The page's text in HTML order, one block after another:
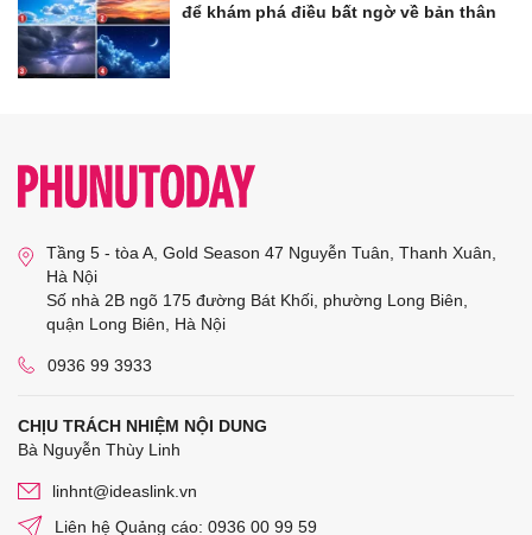
để khám phá điều bất ngờ về bản thân
Tầng 5 - tòa A, Gold Season 47 Nguyễn Tuân, Thanh Xuân,
Hà Nội
Số nhà 2B ngõ 175 đường Bát Khối, phường Long Biên,
quận Long Biên, Hà Nội
0936 99 3933
CHỊU TRÁCH NHIỆM NỘI DUNG
Bà Nguyễn Thùy Linh
linhnt@ideaslink.vn
Liên hệ Quảng cáo: 0936 00 99 59